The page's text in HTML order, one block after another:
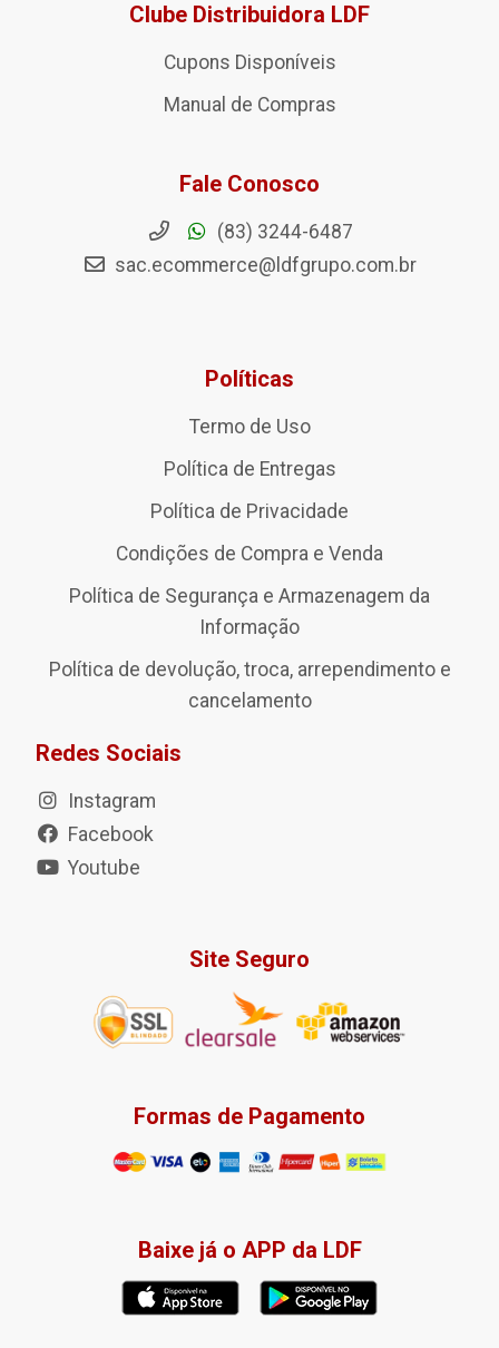
Clube Distribuidora LDF
Cupons Disponíveis
Manual de Compras
Fale Conosco
(83) 3244-6487
sac.ecommerce@ldfgrupo.com.br
Políticas
Termo de Uso
Política de Entregas
Política de Privacidade
Condições de Compra e Venda
Política de Segurança e Armazenagem da
Informação
Política de devolução, troca, arrependimento e
cancelamento
Redes Sociais
Instagram
Facebook
Youtube
Site Seguro
Formas de Pagamento
Baixe já o APP da LDF